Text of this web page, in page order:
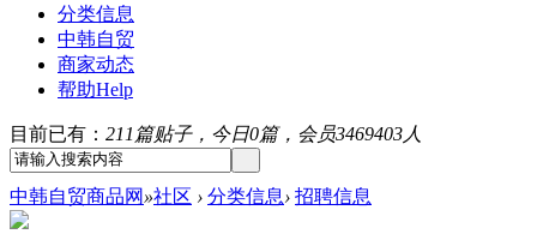
分类信息
中韩自贸
商家动态
帮助Help
目前已有： 211篇贴子，今日0篇，会员3469403人
中韩自贸商品网 »社区 › 分类信息› 招聘信息